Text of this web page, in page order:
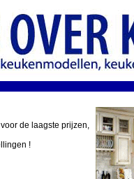
de laagste prijzen,
!